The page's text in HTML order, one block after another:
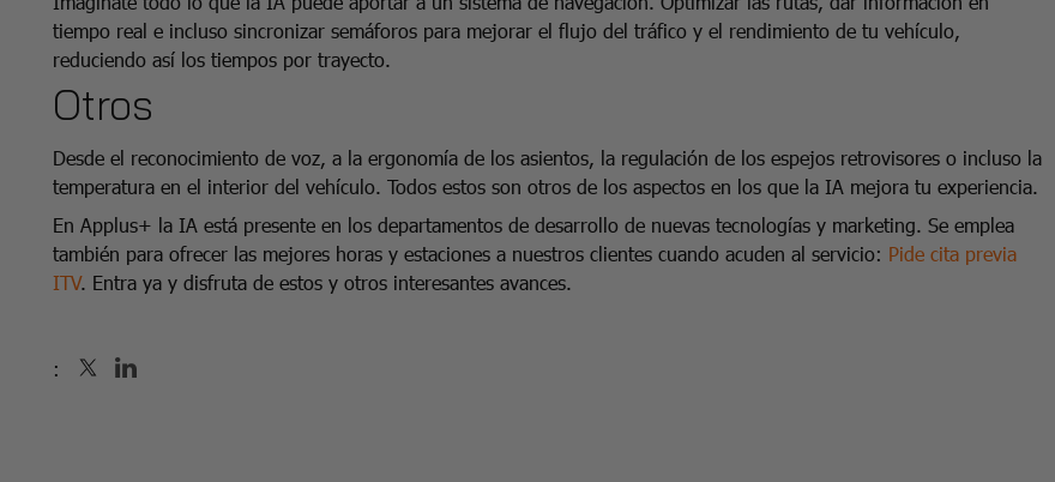
tiempo real e incluso sincronizar semáforos para mejorar el flujo del tráfico y el rendimiento de tu vehículo,
reduciendo así los tiempos por trayecto.
Otros
Desde el reconocimiento de voz, a la ergonomía de los asientos, la regulación de los espejos retrovisores o incluso la
temperatura en el interior del vehículo. Todos estos son otros de los aspectos en los que la IA mejora tu experiencia.
En Applus+ la IA está presente en los departamentos de desarrollo de nuevas tecnologías y marketing. Se emplea
también para ofrecer las mejores horas y estaciones a nuestros clientes cuando acuden al servicio: Pide cita previa
ITV. Entra ya y disfruta de estos y otros interesantes avances.
: